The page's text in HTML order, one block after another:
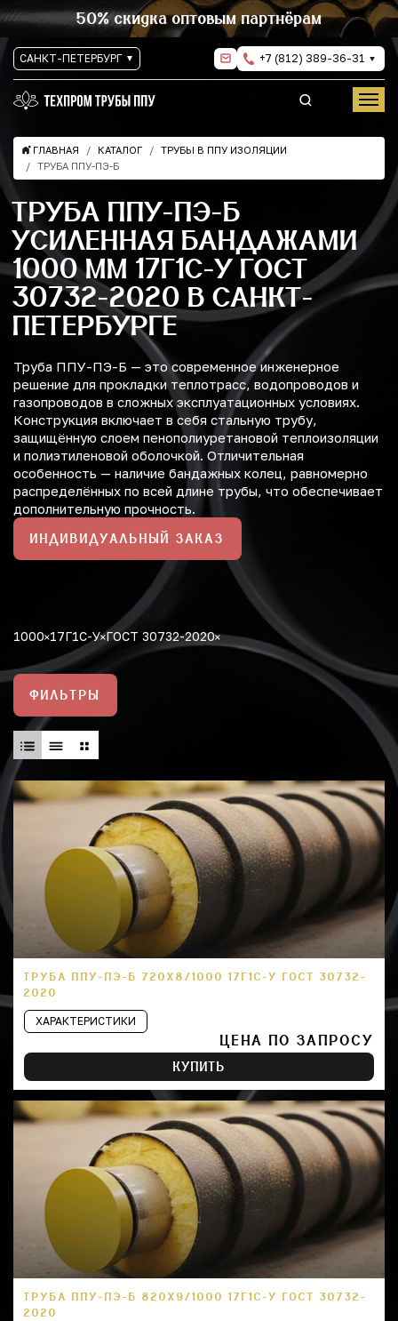
50% скидка оптовым партнёрам
САНКТ-ПЕТЕРБУРГ +7 (812) 389-36-31
ГЛАВНАЯ КАТАЛОГ
ТРУБЫ В ППУ ИЗОЛЯЦИИ
ТРУБА ППУ-ПЭ-Б
ТРУБА ППУ-ПЭ-Б
УСИЛЕННАЯ БАНДАЖАМИ
1000 ММ 17Г1С-У ГОСТ
30732-2020 В САНКТ-
ПЕТЕРБУРГЕ
Труба ППУ-ПЭ-Б — это современное инженерное
решение для прокладки теплотрасс, водопроводов и
газопроводов в сложных эксплуатационных условиях.
Конструкция включает в себя стальную трубу,
защищённую слоем пенополиуретановой теплоизоляции
и полиэтиленовой оболочкой. Отличительная
особенность — наличие бандажных колец, равномерно
распределённых по всей длине трубы, что обеспечивает
дополнительную прочность.
ИНДИВИДУАЛЬНЫЙ ЗАКАЗ
1000 17Г1С-У ГОСТ 30732-2020
ФИЛЬТРЫ
ТРУБА ППУ-ПЭ-Б 720Х8/1000 17Г1С-У ГОСТ 30732-
2020
ХАРАКТЕРИСТИКИ
ЦЕНА ПО ЗАПРОСУ
КУПИТЬ
ТРУБА ППУ-ПЭ-Б 820Х9/1000 17Г1С-У ГОСТ 30732-
2020